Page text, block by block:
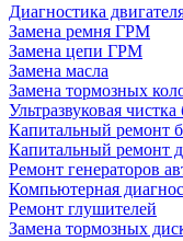
Диагностика
Замена ремня ГРМ
Замена цепи ГРМ
Замена масла
Замена тормозных
Ультразвуковая
Капитальный ремонт
Капитальный ремонт
Ремонт генераторов
Компьютерная
Ремонт глушителей
Замена тормозных